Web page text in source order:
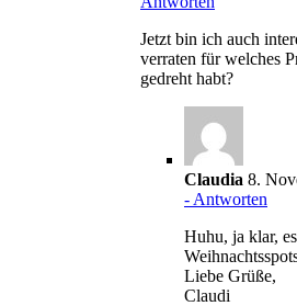
Jetzt bin ich auch
verraten für welches
gedreht habt?
Claudia 8.
- Antworten
Huhu, ja klar,
Liebe Grüße,
Claudi